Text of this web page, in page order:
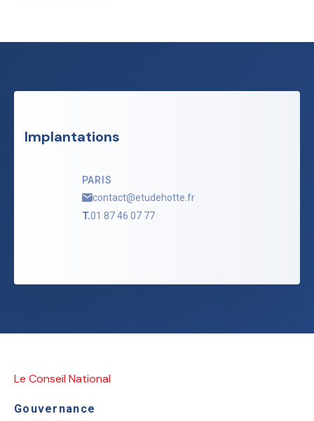
Implantations
PARIS
contact@etudehotte.fr
T.01 87 46 07 77
Le Conseil National
Gouvernance